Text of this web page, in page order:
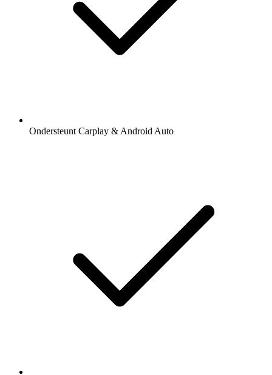
Ondersteunt Carplay & Android Auto